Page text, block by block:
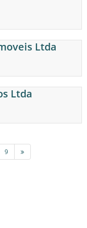
Ltda
Ltda
9